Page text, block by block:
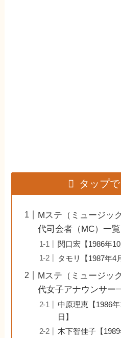
タップ
Mステ（ミュージッ
代司会者（MC）一覧
関口宏【1986年
タモリ【1987年4
Mステ（ミュージッ
代女子アナウンサー
中原理恵【1986
日】
木下智佳子【